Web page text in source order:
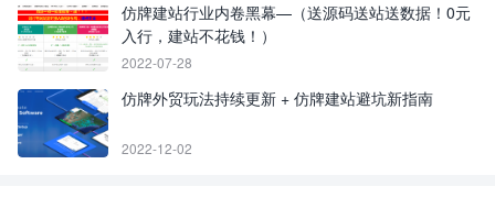
仿牌建站行业内卷黑幕—（送源码送站送数据！0元
入行，建站不花钱！）
2022-07-28
仿牌外贸玩法持续更新 + 仿牌建站避坑新指南
2022-12-02